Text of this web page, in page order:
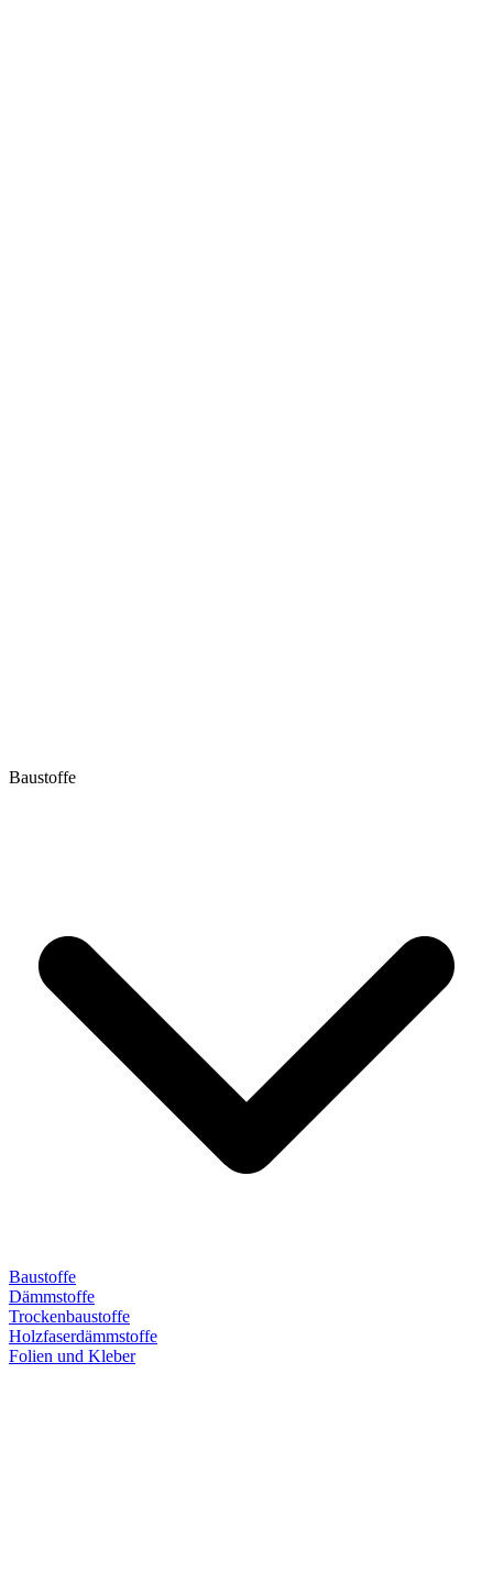
Baustoffe
Baustoffe
Dämmstoffe
Trockenbaustoffe
Holzfaserdämmstoffe
Folien und Kleber